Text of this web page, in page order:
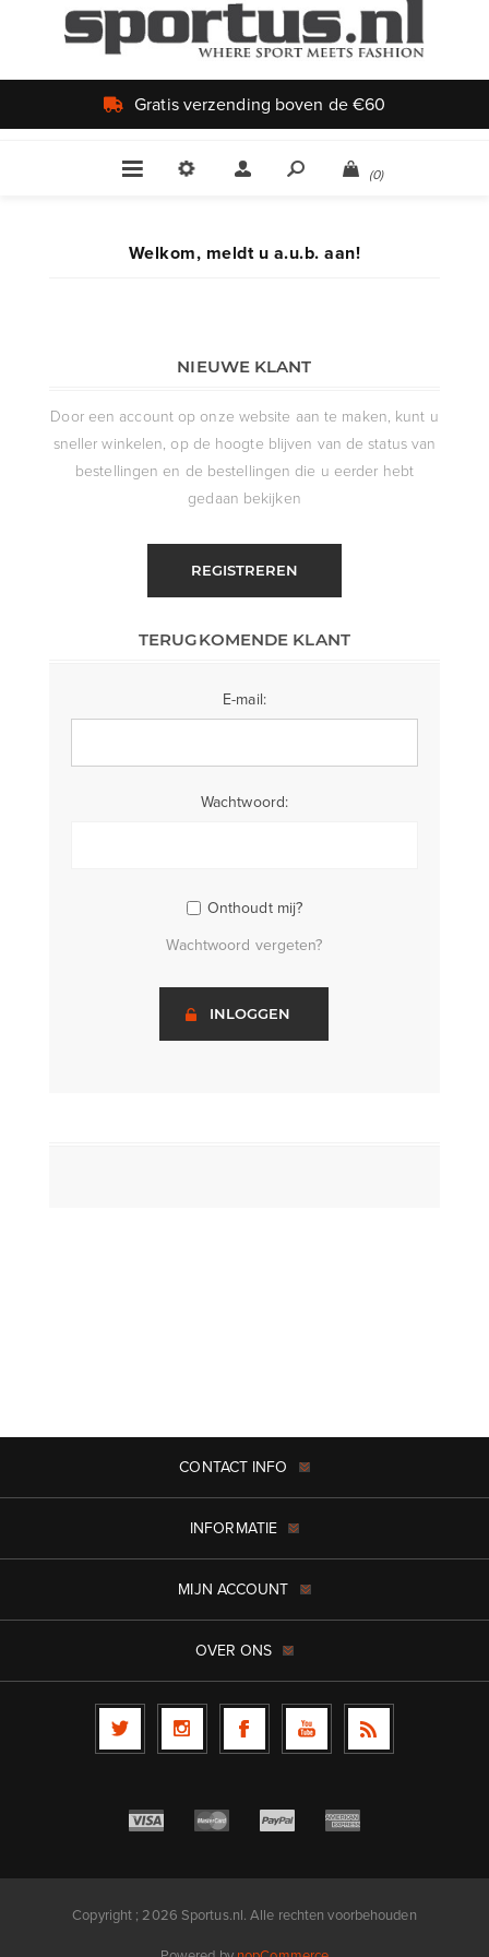
Gratis verzending boven de €60
(0)
Welkom, meldt u a.u.b. aan!
NIEUWE KLANT
Door een account op onze website aan te maken, kunt u
sneller winkelen, op de hoogte blijven van de status van
bestellingen en de bestellingen die u eerder hebt
gedaan bekijken
REGISTREREN
TERUGKOMENDE KLANT
E-mail:
Wachtwoord:
Onthoudt mij?
Wachtwoord vergeten?
INLOGGEN
CONTACT INFO
INFORMATIE
MIJN ACCOUNT
OVER ONS
Copyright ; 2026 Sportus.nl. Alle rechten voorbehouden